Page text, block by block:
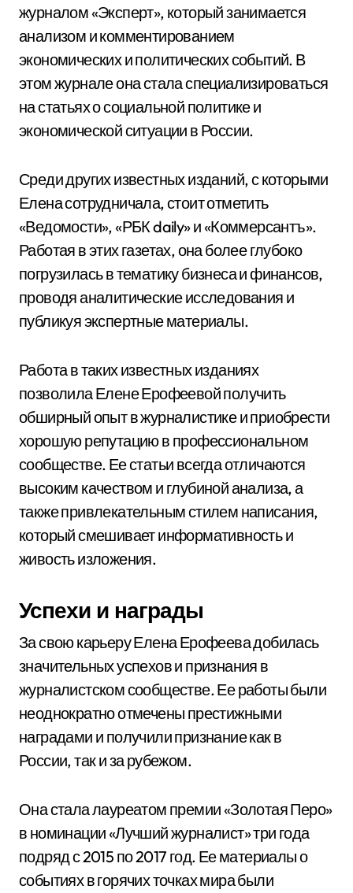
журналом «Эксперт», который занимается
анализом и комментированием
экономических и политических событий. В
этом журнале она стала специализироваться
на статьях о социальной политике и
экономической ситуации в России.
Среди других известных изданий, с которыми
Елена сотрудничала, стоит отметить
«Ведомости», «РБК daily» и «Коммерсантъ».
Работая в этих газетах, она более глубоко
погрузилась в тематику бизнеса и финансов,
проводя аналитические исследования и
публикуя экспертные материалы.
Работа в таких известных изданиях
позволила Елене Ерофеевой получить
обширный опыт в журналистике и приобрести
хорошую репутацию в профессиональном
сообществе. Ее статьи всегда отличаются
высоким качеством и глубиной анализа, а
также привлекательным стилем написания,
который смешивает информативность и
живость изложения.
Успехи и награды
За свою карьеру Елена Ерофеева добилась
значительных успехов и признания в
журналистском сообществе. Ее работы были
неоднократно отмечены престижными
наградами и получили признание как в
России, так и за рубежом.
Она стала лауреатом премии «Золотая Перо»
в номинации «Лучший журналист» три года
подряд с 2015 по 2017 год. Ее материалы о
событиях в горячих точках мира были